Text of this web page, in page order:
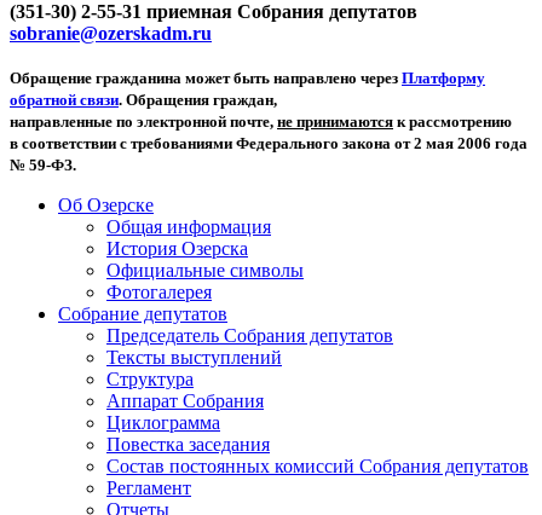
(351-30) 2-55-31 приемная Собрания депутатов
sobranie@ozerskadm.ru
Обращение гражданина может быть направлено через Платформу
обратной связи. Обращения граждан,
направленные по электронной почте, не принимаются к рассмотрению
в соответствии с требованиями Федерального закона от 2 мая 2006 года
№ 59-ФЗ.
Об Озерске
Общая информация
История Озерска
Официальные символы
Фотогалерея
Собрание депутатов
Председатель Собрания депутатов
Тексты выступлений
Структура
Аппарат Собрания
Циклограмма
Повестка заседания
Состав постоянных комиссий Собрания депутатов
Регламент
Отчеты